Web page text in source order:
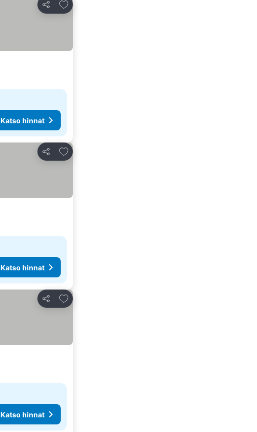
Jaa
Lisää suosikkeihin
Katso hinnat
Jaa
Lisää suosikkeihin
Katso hinnat
Jaa
Lisää suosikkeihin
Katso hinnat